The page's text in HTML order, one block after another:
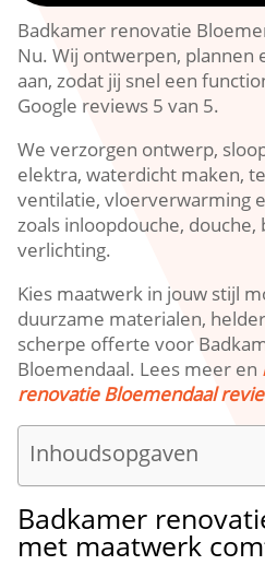
Badkamer renovatie
Nu.​ Wij ontwerpen, plannen
aan, zodat jij snel een
Google reviews 5 van 5.​
We verzorgen ontwerp,
elektra, waterdicht maken,
ventilatie, vloerverwarming
zoals inloopdouche,
verlichting.​
Kies maatwerk in jouw stijl
duurzame materialen,
scherpe offerte voor
Bloemendaal.​ Lees meer en
renovatie Bloemendaal
Inhoudsopgaven
Badkamer
met maatwerk